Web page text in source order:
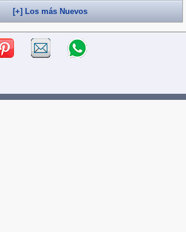
[+] Los más Nuevos